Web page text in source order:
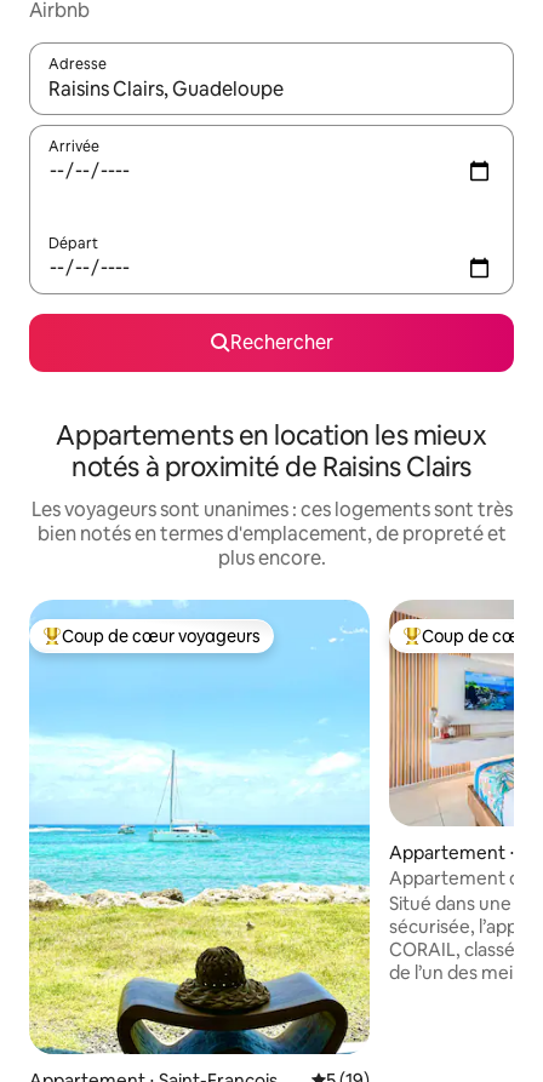
Airbnb
Adresse
Lorsque les résultats s'affichent, utilisez les flèches vers le
Arrivée
Départ
Rechercher
Appartements en location les mieux
notés à proximité de Raisins Clairs
Les voyageurs sont unanimes : ces logements sont très
bien notés en termes d'emplacement, de propreté et
plus encore.
Coups de cœur voyageurs les plus appréciés
Coup de cœur voyageurs Coups de cœur
Coup de cœur
Appartement ⋅
Appartement de
classé 4 etoiles
Situé dans une
sécurisée,
CORAIL, classé
de l’un des